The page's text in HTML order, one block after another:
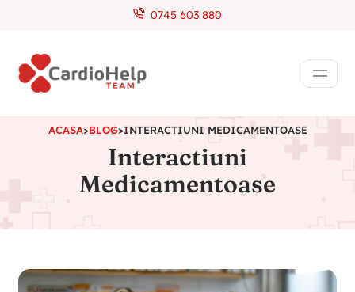
0745 603 880
ACASA>BLOG>INTERACTIUNI MEDICAMENTOASE
Interactiuni
Medicamentoase